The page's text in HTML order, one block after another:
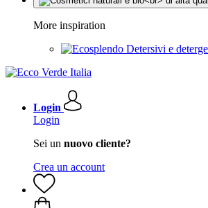
More inspiration
Detersivi e
Login
Login
Sei un nuovo cliente?
Crea un account